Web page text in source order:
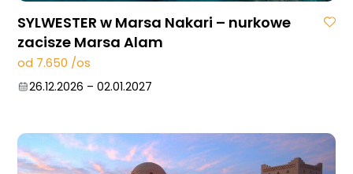
SYLWESTER w Marsa Nakari – nurkowe
zacisze Marsa Alam
od 7.650 /os
26.12.2026 – 02.01.2027